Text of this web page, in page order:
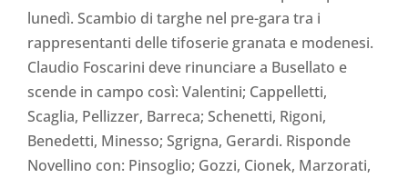
lunedì. Scambio di targhe nel pre-gara tra i
rappresentanti delle tifoserie granata e modenesi.
Claudio Foscarini deve rinunciare a Busellato e
scende in campo così: Valentini; Cappelletti,
Scaglia, Pellizzer, Barreca; Schenetti, Rigoni,
Benedetti, Minesso; Sgrigna, Gerardi. Risponde
Novellino con: Pinsoglio; Gozzi, Cionek, Marzorati,